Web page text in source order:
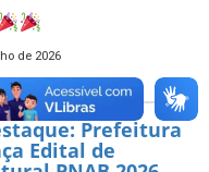
de 2026
Prefeitura
Edital de